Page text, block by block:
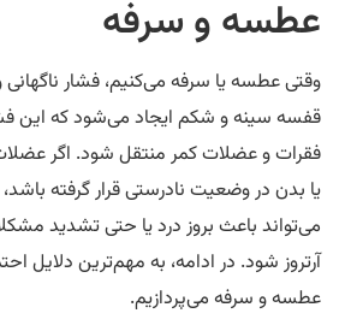
و سرفه
عطسه یا سرفه می‌کنیم، فشار ناگهانی و
سینه و شکم ایجاد می‌شود که این فشار
و عضلات کمر منتقل شود. اگر عضلات
بدن در وضعیت نادرستی قرار گرفته باشد،
باعث بروز درد یا حتی تشدید
شود. در ادامه، به مهم‌ترین دلایل
و سرفه می‌پردازیم.